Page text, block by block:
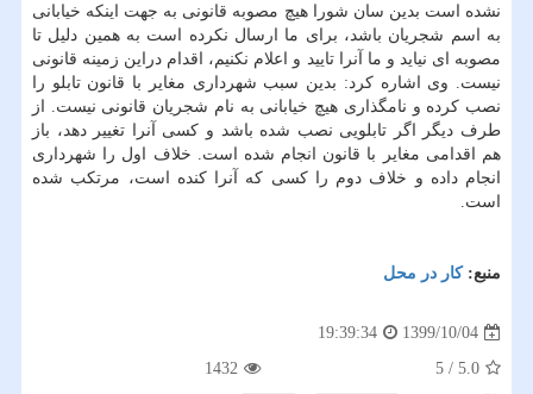
نشده است بدین سان شورا هیچ مصوبه قانونی به جهت اینکه خیابانی
به اسم شجریان باشد، برای ما ارسال نکرده است به همین دلیل تا
مصوبه ای نیاید و ما آنرا تایید و اعلام نکنیم، اقدام دراین زمینه قانونی
نیست. وی اشاره کرد: بدین سبب شهرداری مغایر با قانون تابلو را
نصب کرده و نامگذاری هیچ خیابانی به نام شجریان قانونی نیست. از
طرف دیگر اگر تابلویی نصب شده باشد و کسی آنرا تغییر دهد، باز
هم اقدامی مغایر با قانون انجام شده است. خلاف اول را شهرداری
انجام داده و خلاف دوم را کسی که آنرا کنده است، مرتکب شده
است.
منبع:كار در محل
1399/10/04
19:39:34
5.0
/
5
1432